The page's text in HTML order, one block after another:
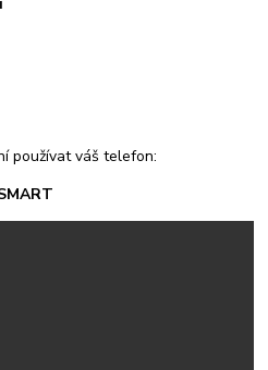
používat váš telefon: